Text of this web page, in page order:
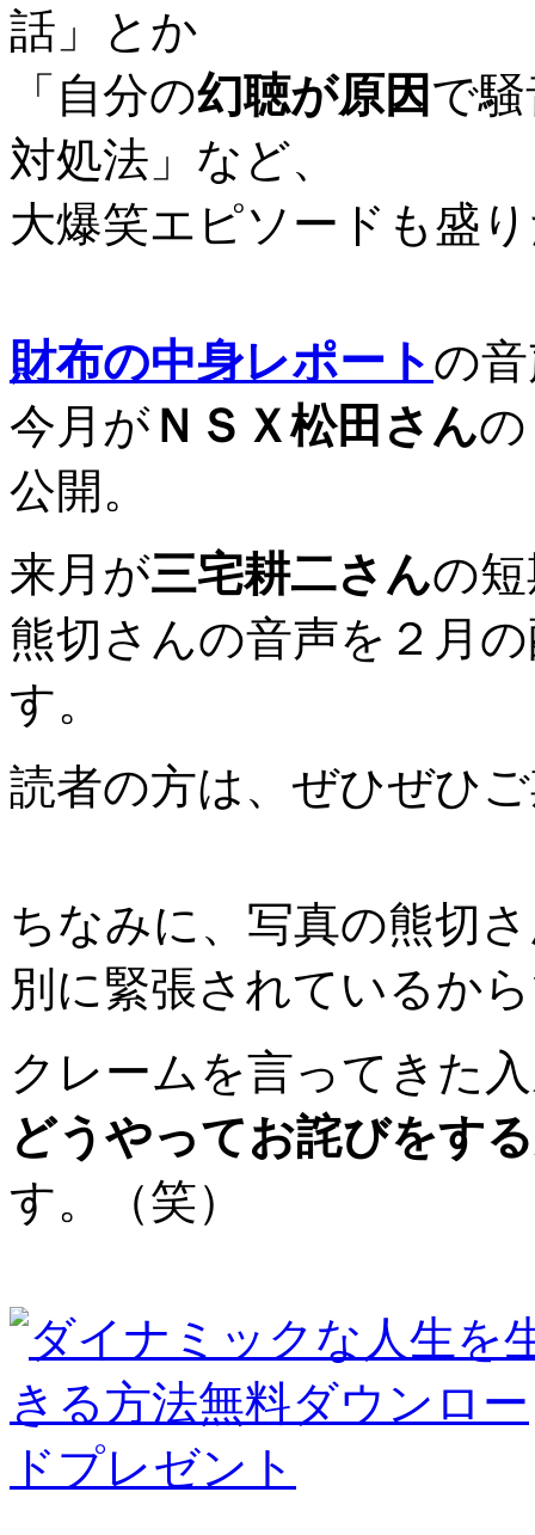
話」とか
「自分の幻聴が原因 で
対処法」など、
大爆笑エピソードも盛
財布の中身レポート の
今月が ＮＳＸ松田さん
公開。
来月が三宅耕二さんの
熊切さんの音声を２月
す。
読者の方は、ぜひぜひ
ちなみに、写真の熊切
別に緊張されているか
クレームを言ってきた
どうやってお詫びをす
す。（笑）